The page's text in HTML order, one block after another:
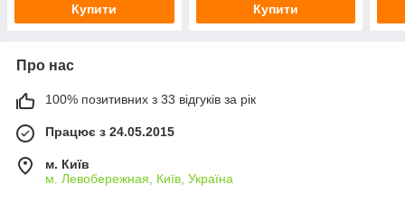
Купити Купити
Про нас
100% позитивних з 33 відгуків за рік
Працює з 24.05.2015
м. Київ
м. Левобережная, Київ, Україна